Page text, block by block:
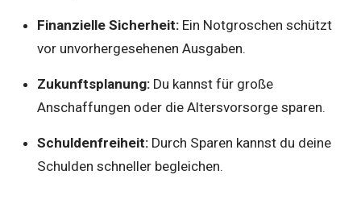
Finanzielle Sicherheit:Ein Notgroschen schützt
vor unvorhergesehenen Ausgaben.
Zukunftsplanung:Du kannst für große
Anschaffungen oder die Altersvorsorge sparen.
Schuldenfreiheit:Durch Sparen kannst du deine
Schulden schneller begleichen.